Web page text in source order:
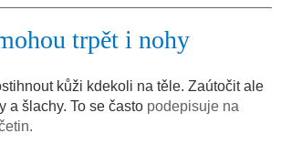
trpět i nohy
kůži kdekoli na těle. Zaútočit ale
a šlachy. To se často podepisuje na